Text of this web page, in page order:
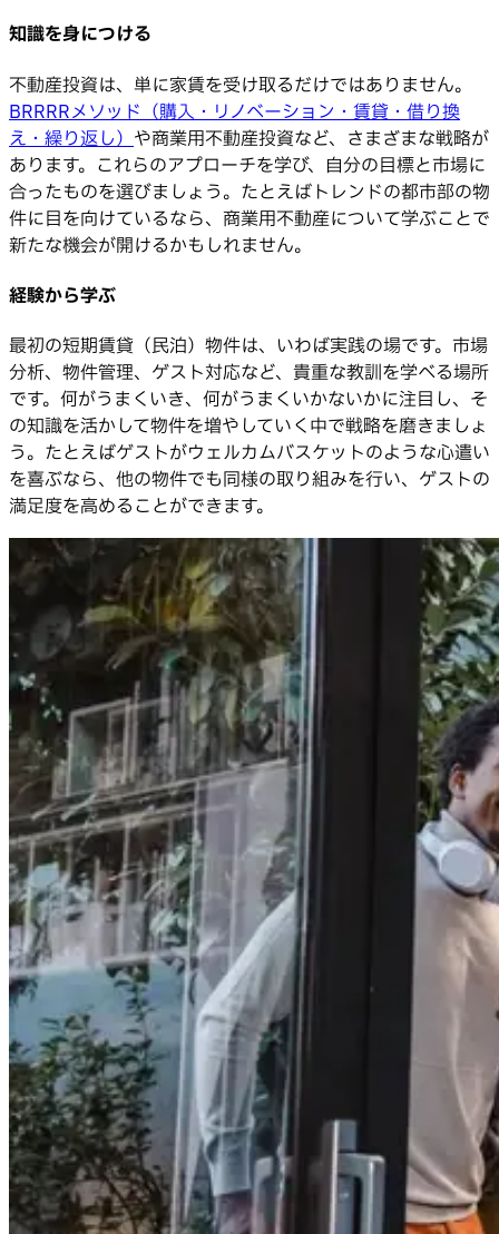
知識を身につける
不動産投資は、単に家賃を受け取るだけではありません。
BRRRRメソッド（購入・リノベーション・賃貸・借り換
え・繰り返し） や商業用不動産投資など、さまざまな戦略が
あります。これらのアプローチを学び、自分の目標と市場に
合ったものを選びましょう。たとえばトレンドの都市部の物
件に目を向けているなら、商業用不動産について学ぶことで
新たな機会が開けるかもしれません。
経験から学ぶ
最初の短期賃貸（民泊）物件は、いわば実践の場です。市場
分析、物件管理、ゲスト対応など、貴重な教訓を学べる場所
です。何がうまくいき、何がうまくいかないかに注目し、そ
の知識を活かして物件を増やしていく中で戦略を磨きましょ
う。たとえばゲストがウェルカムバスケットのような心遣い
を喜ぶなら、他の物件でも同様の取り組みを行い、ゲストの
満足度を高めることができます。